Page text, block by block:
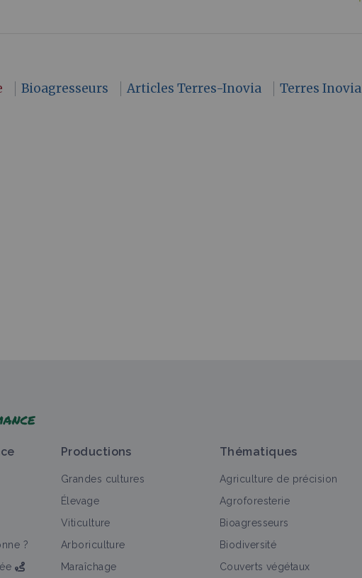
Bioagresseurs Articles Terres-Inovia Terres Inovia
?
Productions
Grandes cultures
Élevage
Viticulture
Arboriculture
Maraîchage
Thématiques
Agriculture de précision
Agroforesterie
Bioagresseurs
Biodiversité
Couverts végétaux